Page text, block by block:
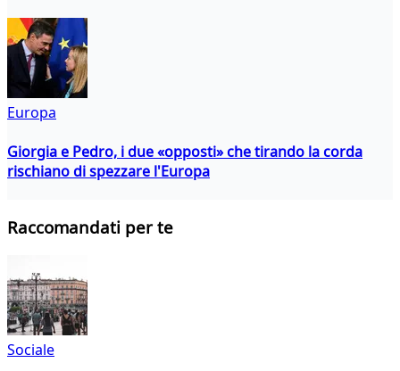
Europa
Giorgia e Pedro, i due «opposti» che tirando la corda
rischiano di spezzare l'Europa
Raccomandati per te
Sociale